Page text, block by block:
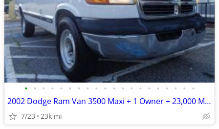
• • • • • • • • • • • • • • • • • • • •
2002 Dodge Ram Van 3500 Maxi + 1 Owner + 23,000 Miles
7/23 23k mi